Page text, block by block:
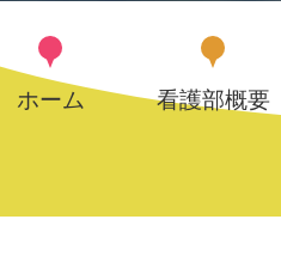
ホーム 看護部概要